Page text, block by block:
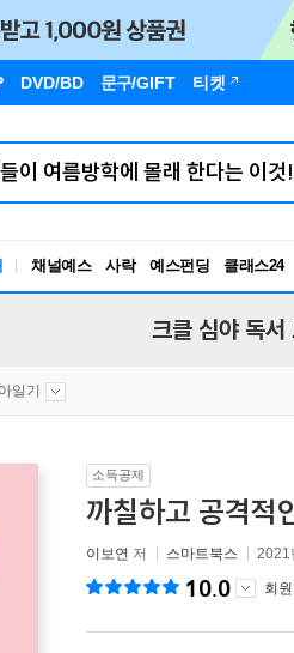
DVD/BD 문구/GIFT 티켓
채널예스 사락 예스펀딩 클래스24
크클 심야 독서
일기
소득공제
까칠하고 공격적
이보연 저 스마트북스 2021
10.0 회